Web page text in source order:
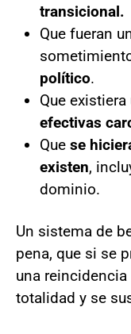
transicional.
Que fueran
político.
Que existiera
efectivas
Que se
existen,
dominio.
Un sistema de
pena, que si se
una
totalidad y se